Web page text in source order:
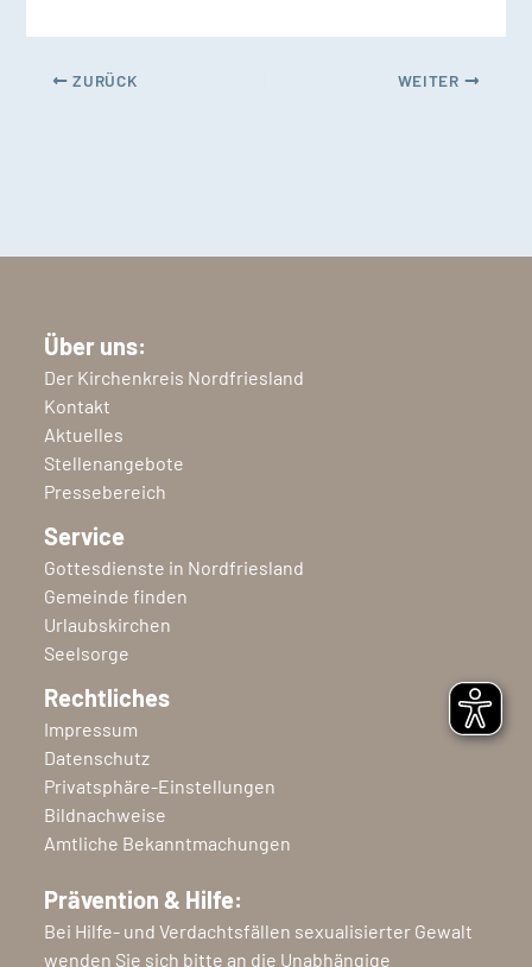
ZURÜCK WEITER
Über uns:
Der Kirchenkreis Nordfriesland
Kontakt
Aktuelles
Stellenangebote
Pressebereich
Service
Gottesdienste in Nordfriesland
Gemeinde finden
Urlaubskirchen
Seelsorge
Rechtliches
Impressum
Datenschutz
Privatsphäre-Einstellungen
Bildnachweise
Amtliche Bekanntmachungen
Prävention & Hilfe:
Bei Hilfe- und Verdachtsfällen sexualisierter Gewalt
wenden Sie sich bitte an die Unabhängige